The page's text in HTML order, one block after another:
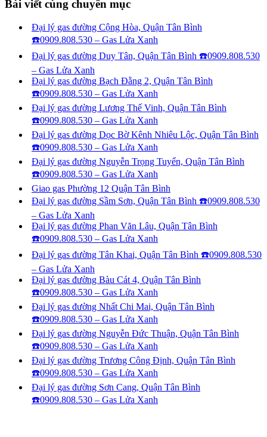
Bài viết cùng chuyên mục
Đại lý gas đường Cộng Hòa, Quận Tân Bình
☎️0909.808.530 – Gas Lửa Xanh
Đại lý gas đường Duy Tân, Quận Tân Bình ☎️0909.808.530
– Gas Lửa Xanh
Đại lý gas đường Bạch Đằng 2, Quận Tân Bình
☎️0909.808.530 – Gas Lửa Xanh
Đại lý gas đường Lương Thế Vinh, Quận Tân Bình
☎️0909.808.530 – Gas Lửa Xanh
Đại lý gas đường Dọc Bờ Kênh Nhiêu Lộc, Quận Tân Bình
☎️0909.808.530 – Gas Lửa Xanh
Đại lý gas đường Nguyễn Trọng Tuyển, Quận Tân Bình
☎️0909.808.530 – Gas Lửa Xanh
Giao gas Phường 12 Quận Tân Bình
Đại lý gas đường Sầm Sơn, Quận Tân Bình ☎️0909.808.530
– Gas Lửa Xanh
Đại lý gas đường Phan Văn Lâu, Quận Tân Bình
☎️0909.808.530 – Gas Lửa Xanh
Đại lý gas đường Tân Khai, Quận Tân Bình ☎️0909.808.530
– Gas Lửa Xanh
Đại lý gas đường Bàu Cát 4, Quận Tân Bình
☎️0909.808.530 – Gas Lửa Xanh
Đại lý gas đường Nhất Chi Mai, Quận Tân Bình
☎️0909.808.530 – Gas Lửa Xanh
Đại lý gas đường Nguyễn Đức Thuận, Quận Tân Bình
☎️0909.808.530 – Gas Lửa Xanh
Đại lý gas đường Trương Công Định, Quận Tân Bình
☎️0909.808.530 – Gas Lửa Xanh
Đại lý gas đường Sơn Cang, Quận Tân Bình
☎️0909.808.530 – Gas Lửa Xanh